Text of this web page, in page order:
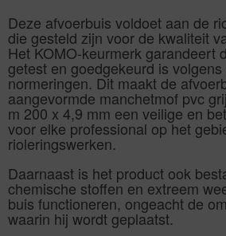
Deze afvoerbuis voldoet aan de
die gesteld zijn voor de kwaliteit
Het KOMO-keurmerk garandeert
getest en goedgekeurd is
normeringen. Dit maakt de
aangevormde manchetmof pvc
m 200 x 4,9 mm een veilige en
voor elke professional op het
rioleringswerken.
Daarnaast is het product ook
chemische stoffen en extreem
buis functioneren, ongeacht de
waarin hij wordt geplaatst.